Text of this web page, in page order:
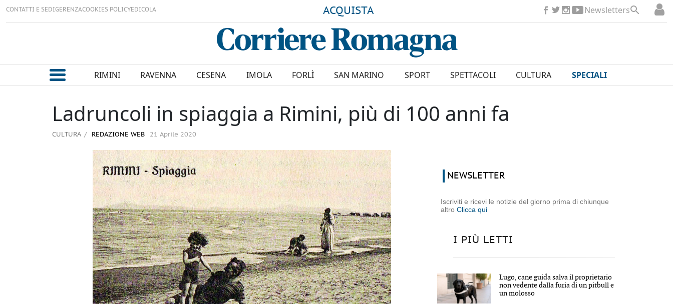
CONTATTI E SEDIGERENZACOOKIES POLICYEDICOLA ACQUISTA Newsletters
RIMINI RAVENNA CESENA IMOLA FORLÌ SAN MARINO SPORT SPETTACOLI CULTURA SPECIALI
Ladruncoli in spiaggia a Rimini, più di 100 anni fa
CULTURA REDAZIONE WEB 21 Aprile 2020
NEWSLETTER
Iscriviti e ricevi le notizie del giorno prima di chiunque
altroClicca qui
I PIÙ LETTI
Lugo, cane guida salva il proprietario
non vedente dalla furia di un pitbull e
un molosso